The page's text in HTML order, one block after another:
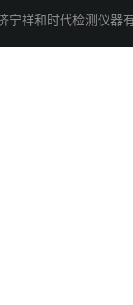
宁祥和时代检测仪